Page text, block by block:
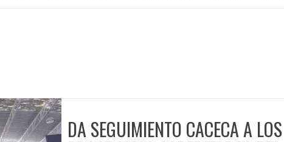
DA SEGUIMIENTO CACECA A LOS